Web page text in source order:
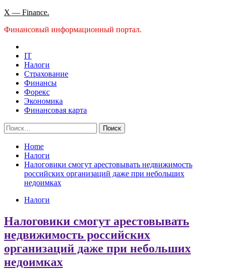
Skip
content
X — Finance.
Финансовый информационный портал.
IT
Налоги
Страхование
Финансы
Форекс
Экономика
Финансовая карта
Найти:
Home
Налоги
Налоговики смогут арестовывать недвижимость
российских организаций даже при небольших
недоимках
Налоги
Налоговики смогут арестовывать
недвижимость российских
организаций даже при небольших
недоимках